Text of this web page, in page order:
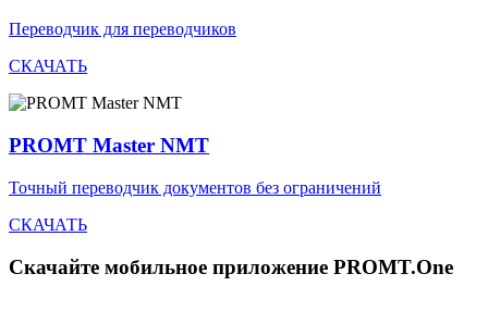
Переводчик для переводчиков
СКАЧАТЬ
PROMT Master NMT
Точный переводчик документов без ограничений
СКАЧАТЬ
Скачайте мобильное приложение PROMT.One